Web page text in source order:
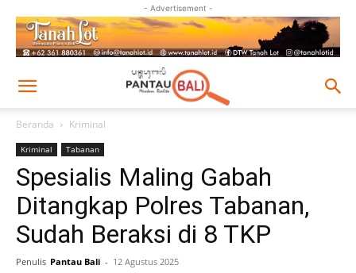
- Advertisement -
Beranda Kriminal
Kriminal Tabanan
Spesialis Maling Gabah
Ditangkap Polres Tabanan,
Sudah Beraksi di 8 TKP
Penulis Pantau Bali - 12 Agustus 2025